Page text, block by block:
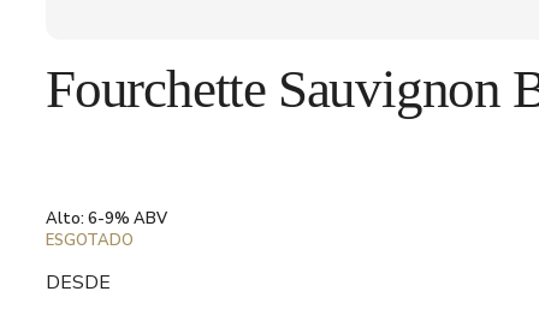
Fourchette Sauvignon
Alto: 6-9% ABV
ESGOTADO
DESDE